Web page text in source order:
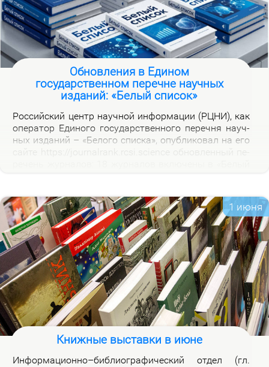
Обновления в Едином
государственном перечне научных
изданий: «Белый список»
Рос­сий­ский центр на­уч­ной ин­фор­ма­ции (РЦНИ), как
опе­ра­тор Еди­но­го го­судар­ствен­но­го пе­реч­ня на­уч­
ных из­да­ний – «Бе­ло­го спис­ка», опуб­ли­ко­вал на его
на­лов на вклад­ке «Уров­ни» раз­ме­ще­ны при­ме­ча­ния,
по­яс­ня­ю­щие при­чи­ны вклю­че­ния жур­на­лов и из­ме­
не­ния уров­ней.
1 июня
Книжные выставки в июне
Ин­фор­ма­ци­он­но–биб­лио­гра­фи­че­ский от­дел (гл.